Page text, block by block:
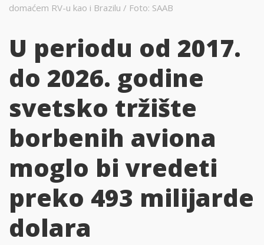
domaćem RV-u kao i Brazilu / Foto: SAAB
U periodu od 2017.
do 2026. godine
svetsko tržište
borbenih aviona
moglo bi vredeti
preko 493 milijarde
dolara